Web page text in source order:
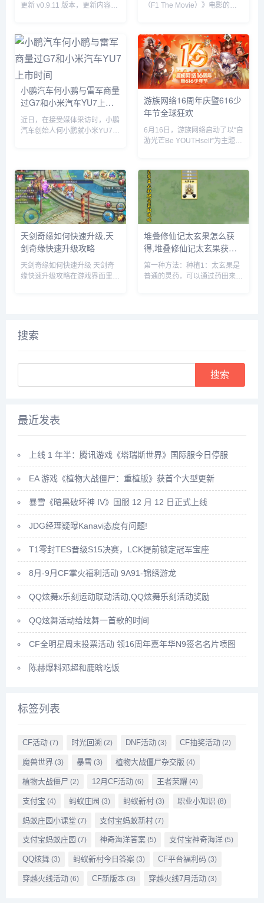
更新 v0.9.11 版本，更新内容包
置、优化硬盘类型（HDD、
SSD）的识别等。飞牛 f...
（F1 The Movie）》电影的全
味合作，粉丝们可以购买 F1 主
题套餐，并把独家定制的迷你赛
车带回家。...
小鹏汽车何小鹏与雷军商量
过G7和小米汽车YU7上市
时间
近日，在接受媒体采访时，小鹏
汽车创始人何小鹏就小米YU7的
间进行了多次深入讨论。在交流
过程中，何小鹏对小米YU7的...
游族网络16周年庆暨616少
年节全球狂欢
6月16日，游族网络启动了以“自
游光芒Be YOUTHself”为主题的
狂欢嘉年华，更集结了旗下产品
为全球玩家带来了庆生版本更新
及包含616...
天剑奇缘如何快速升级,天
剑奇缘快速升级攻略
天剑奇缘如何快速升级 天剑奇
缘快速升级攻略在游戏界面里，
悬赏任务，完成这些任务后，就
可以...
堆叠修仙记太玄果怎么获
得,堆叠修仙记太玄果获得
方法
第一种方法：种植1：太玄果是
普通的灵药，可以通过药田来种
搜索
最近发表
上线 1 年半：腾讯游戏《塔瑞斯世界》国际服今日停服
EA 游戏《植物大战僵尸：重植版》获首个大型更新
暴雪《暗黑破坏神 IV》国服 12 月 12 日正式上线
JDG经理疑曝Kanavi态度有问题!
T1零封TES晋级S15决赛，LCK提前锁定冠军宝座
8月-9月CF掌火福利活动 9A91-锦绣游龙
QQ炫舞x乐刻运动联动活动,QQ炫舞乐刻活动奖励
QQ炫舞活动给炫舞一首歌的时间
CF全明星周末投票活动 领16周年嘉年华N9签名名片喷图
陈赫爆料邓超和鹿晗吃饭
标签列表
CF活动(7) 时光回溯 (2) DNF活动 (3) CF抽奖活动 (2)
魔兽世界(3) 暴雪 (3) 植物大战僵尸杂交版 (4)
植物大战僵尸 (2) 12月CF活动(6) 王者荣耀 (4)
支付宝 (4) 蚂蚁庄园 (3) 蚂蚁新村 (3) 职业小知识 (8)
蚂蚁庄园小课堂 (7) 支付宝蚂蚁新村(7)
支付宝蚂蚁庄园 (7) 神奇海洋答案(5) 支付宝神奇海洋 (5)
QQ炫舞(3) 蚂蚁新村今日答案(3) CF平台福利码 (3)
穿越火线活动(6) CF新版本(3) 穿越火线7月活动 (3)